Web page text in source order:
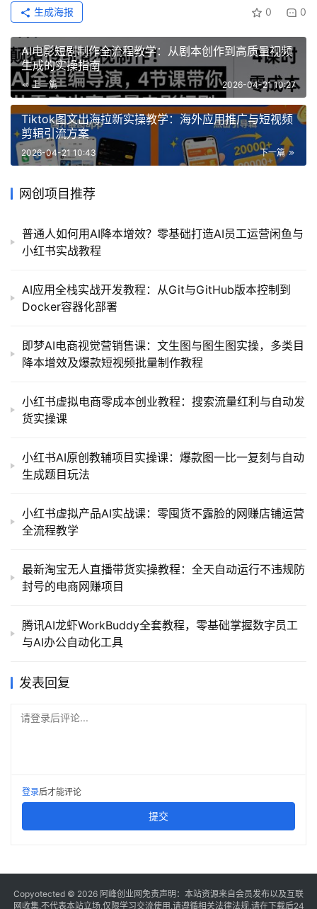
0 0
生成海报
AI电影短剧制作全流程教学：从剧本创作到高质量视频
生成的实操指南
上一篇 2026-04-21 10:27
Tiktok图文出海拉新实操教学：海外应用推广与短视频
剪辑引流方案
下一篇
2026-04-21 10:43
网创项目推荐
普通人如何用AI降本增效？零基础打造AI员工运营闲鱼与
小红书实战教程
AI应用全栈实战开发教程：从Git与GitHub版本控制到
Docker容器化部署
即梦AI电商视觉营销售课：文生图与图生图实操，多类目
降本增效及爆款短视频批量制作教程
小红书虚拟电商零成本创业教程：搜索流量红利与自动发
货实操课
小红书AI原创教辅项目实操课：爆款图一比一复刻与自动
生成题目玩法
小红书虚拟产品AI实战课：零囤货不露脸的网赚店铺运营
全流程教学
最新淘宝无人直播带货实操教程：全天自动运行不违规防
封号的电商网赚项目
腾讯AI龙虾WorkBuddy全套教程，零基础掌握数字员工
与AI办公自动化工具
发表回复
请登录后评论...
登录后才能评论
提交
Copyotected © 2026 阿峰创业网 免责声明：本站资源来自会员发布以及互联
网收集,不代表本站立场,仅限学习交流使用,请遵循相关法律法规,请在下载后24